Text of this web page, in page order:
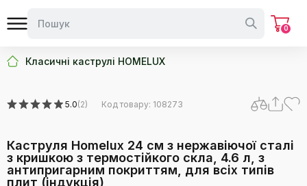
0
Класичні каструлі HOMELUX
5.0(2) Код товару: 108273
Каструля Homelux 24 см з нержавіючої сталі
з кришкою з термостійкого скла, 4.6 л, з
антипригарним покриттям, для всіх типів
плит (індукція)